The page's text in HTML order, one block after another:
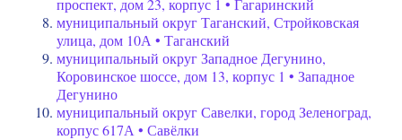
проспект, дом 23, корпус 1 • Гагаринский
муниципальный округ Таганский, Стройковская
улица, дом 10А • Таганский
муниципальный округ Западное Дегунино,
Коровинское шоссе, дом 13, корпус 1 • Западное
Дегунино
муниципальный округ Савелки, город Зеленоград,
корпус 617А • Савёлки